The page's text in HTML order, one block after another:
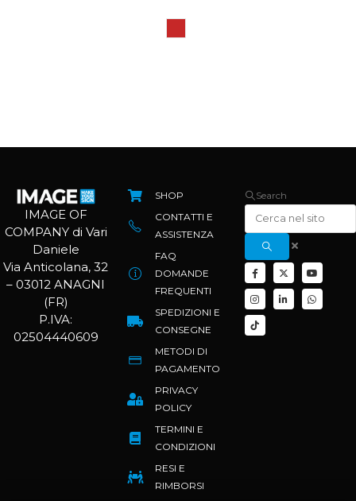
IMAGE OF
COMPANY di Vari
Daniele
Via Anticolana, 32
– 03012 ANAGNI
(FR)
P.IVA:
02504440609
SHOP
CONTATTI E
ASSISTENZA
FAQ
DOMANDE
FREQUENTI
SPEDIZIONI E
CONSEGNE
METODI DI
PAGAMENTO
PRIVACY
POLICY
TERMINI E
CONDIZIONI
RESI E
RIMBORSI
Search